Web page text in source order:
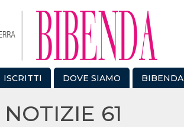
ISCRITTI DOVE SIAMO BIBENDA
61